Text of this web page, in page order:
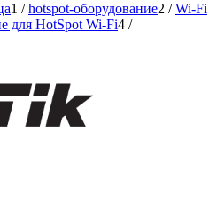
1 / hotspot-оборудование2 / Wi-Fi
для HotSpot Wi-Fi4 /